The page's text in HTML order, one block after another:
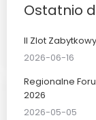
Ostatnio
II Zlot
2026-06-16
Regionalne
2026
2026-05-05